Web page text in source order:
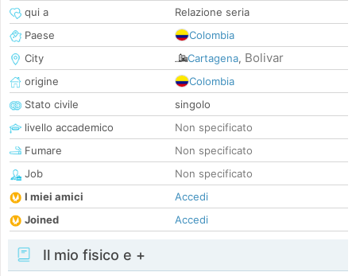
qui a
Relazione seria
Paese
Colombia
City
Cartagena, Bolivar
origine
Colombia
Stato civile
singolo
livello accademico
Non specificato
Fumare
Non specificato
Job
Non specificato
I miei amici
Accedi
Joined
Accedi
Il mio fisico e +